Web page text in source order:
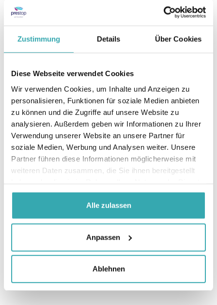
Zustimmung Details Über Cookies
Diese Webseite verwendet Cookies
Wir verwenden Cookies, um Inhalte und Anzeigen zu
personalisieren, Funktionen für soziale Medien anbieten
zu können und die Zugriffe auf unsere Website zu
analysieren. Außerdem geben wir Informationen zu Ihrer
Verwendung unserer Website an unsere Partner für
soziale Medien, Werbung und Analysen weiter. Unsere
Partner führen diese Informationen möglicherweise mit
weiteren Daten zusammen, die Sie ihnen bereitgestellt
gesammelt haben.
Alle zulassen
Anpassen
Ablehnen
Schwarz
Räder
Occasionnummer: 104
weitere informationen